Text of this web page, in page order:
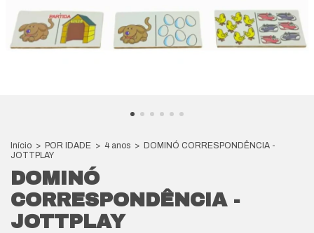
Início > POR IDADE > 4 anos > DOMINÓ CORRESPONDÊNCIA -
JOTTPLAY
DOMINÓ
CORRESPONDÊNCIA -
JOTTPLAY